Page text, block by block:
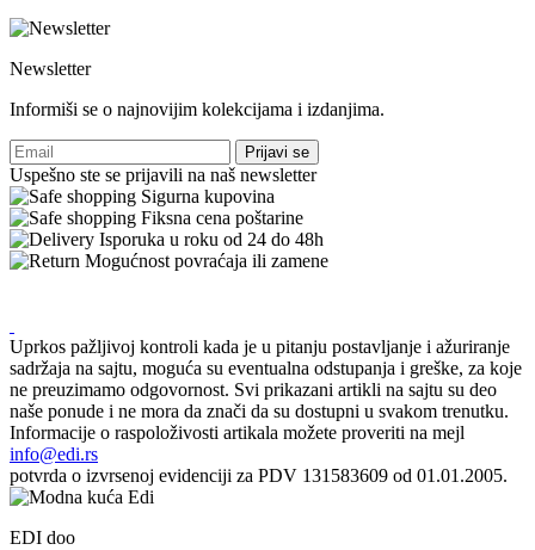
Newsletter
Informiši se o najnovijim kolekcijama i izdanjima.
Prijavi se
Uspešno ste se prijavili na naš newsletter
Sigurna kupovina
Fiksna cena poštarine
Isporuka u roku od 24 do 48h
Mogućnost povraćaja ili zamene
Uprkos pažljivoj kontroli kada je u pitanju postavljanje i ažuriranje
sadržaja na sajtu, moguća su eventualna odstupanja i greške, za koje
ne preuzimamo odgovornost. Svi prikazani artikli na sajtu su deo
naše ponude i ne mora da znači da su dostupni u svakom trenutku.
Informacije o raspoloživosti artikala možete proveriti na mejl
info@edi.rs
potvrda o izvrsenoj evidenciji za PDV 131583609 od 01.01.2005.
EDI doo